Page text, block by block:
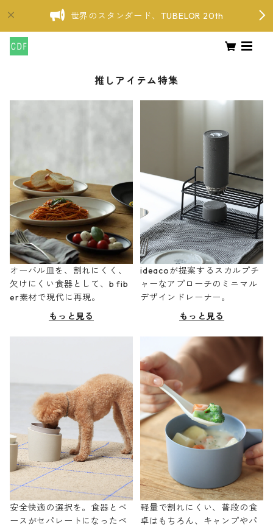
世界のスタンダード、TUBELOR 20th
推しアイテム特集
オーバル皿を、割れにくく、
欠けにくい食器として、b fib
er素材で現代に再現。
もっと見る
ideacoが提案するスカルプチ
ャーなアプローチのミニマル
デザインドレーナー。
もっと見る
安全快適の選択を。食器とベ
ースがセパレートになったペ
軽量で割れにくい、普段の食
卓はもちろん、キャンプやパ